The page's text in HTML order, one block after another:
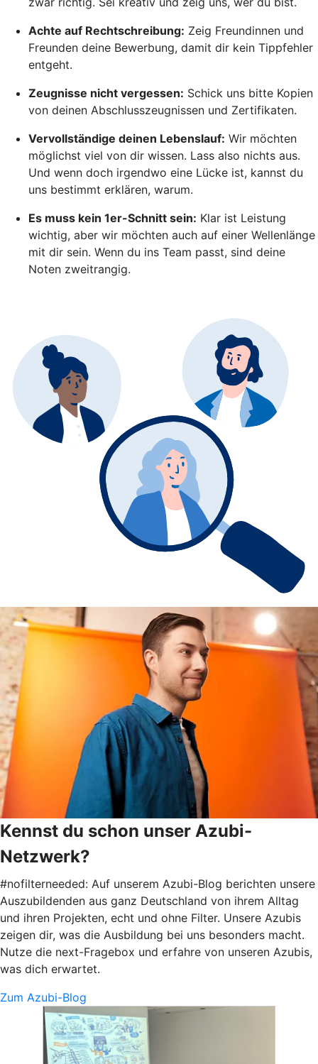
Achte auf Rechtschreibung: Zeig Freundinnen und
Freunden deine Bewerbung, damit dir kein Tippfehler
entgeht.
Zeugnisse nicht vergessen: Schick uns bitte Kopien
von deinen Abschlusszeugnissen und Zertifikaten.
Vervollständige deinen Lebenslauf: Wir möchten
möglichst viel von dir wissen. Lass also nichts aus.
Und wenn doch irgendwo eine Lücke ist, kannst du
uns bestimmt erklären, warum.
Es muss kein 1er-Schnitt sein: Klar ist Leistung
wichtig, aber wir möchten auch auf einer Wellenlänge
mit dir sein. Wenn du ins Team passt, sind deine
Noten zweitrangig.
Kennst du schon unser Azubi-
Netzwerk?
#nofilterneeded: Auf unserem Azubi-Blog berichten unsere
Auszubildenden aus ganz Deutschland von ihrem Alltag
und ihren Projekten, echt und ohne Filter. Unsere Azubis
zeigen dir, was die Ausbildung bei uns besonders macht.
Nutze die next-Fragebox und erfahre von unseren Azubis,
was dich erwartet.
Zum Azubi-Blog